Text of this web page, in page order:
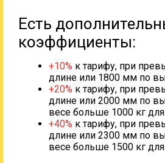
Есть
коэффициенты:
+10% к тарифу, при
длине или 1800 мм по
+20% к тарифу, при
длине или 2000 мм по
весе больше 1000 кг
+40% к тарифу, при
длине или 2300 мм по
весе больше 1500 кг